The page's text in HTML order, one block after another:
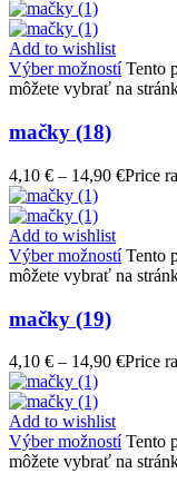
Add to wishlist
Výber možností Tento
môžete vybrať na
mačky (18)
4,10 € – 14,90 €Price
Add to wishlist
Výber možností Tento
môžete vybrať na
mačky (19)
4,10 € – 14,90 €Price
Add to wishlist
Výber možností Tento
môžete vybrať na